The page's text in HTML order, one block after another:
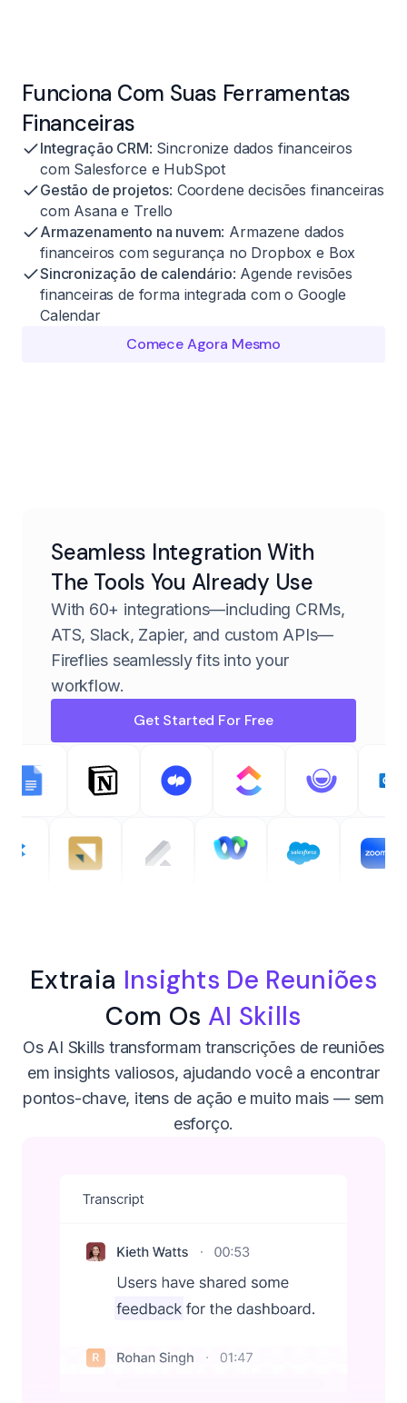
Funciona Com Suas Ferramentas
Financeiras
Integração CRM: Sincronize dados financeiros
com Salesforce e HubSpot
Gestão de projetos: Coordene decisões financeiras
com Asana e Trello
Armazenamento na nuvem: Armazene dados
financeiros com segurança no Dropbox e Box
Sincronização de calendário: Agende revisões
financeiras de forma integrada com o Google
Calendar
Comece Agora Mesmo
Seamless Integration With
The Tools You Already Use
With 60+ integrations—including CRMs,
ATS, Slack, Zapier, and custom APIs—
Fireflies seamlessly fits into your
workflow.
Get Started For Free
Extraia Insights De Reuniões
Com Os AI Skills
Os AI Skills transformam transcrições de reuniões
em insights valiosos, ajudando você a encontrar
pontos-chave, itens de ação e muito mais — sem
esforço.